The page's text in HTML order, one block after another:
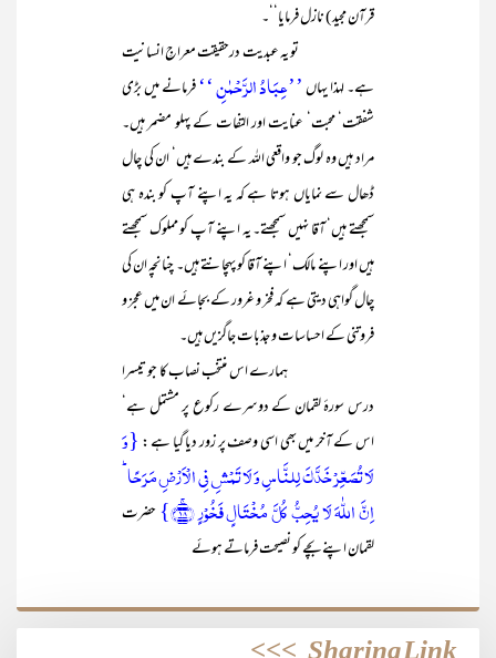
قرآن مجید ) نازل فرمایا‘‘۔
تو یہ عبدیت درحقیقت معراجِ انسانیت
ہے۔ لہذا یہاں’’عِبَادُ الرَّحۡمٰنِ ‘‘فرمانے میں بڑی
شفقت‘ محبت‘ عنایت اور التفات کے پہلو مضمر ہیں۔
مراد ہیں وہ لوگ جو واقعی اللہ کے بندے ہیں‘ ان کی چال
ڈھال سے نمایاں ہوتا ہے کہ یہ اپنے آپ کو بندہ ہی
سمجھتے ہیں‘ آقا نہیں سمجھتے۔ یہ اپنے آپ کو مملوک سمجھتے
ہیں اور اپنے مالک‘ اپنے آقا کو پہچانتے ہیں۔ چنانچہ ان کی
چال گواہی دیتی ہے کہ فخر و غرور کے بجائے ان میں عجز و
فروتنی کے احساسات و جذبات جاگزیں ہیں۔
ہمارے اس منتخب نصاب کا جو تیسرا
درس سورۂ لقمان کے دوسرے رکوع پر مشتمل ہے‘
اس کے آخر میں بھی اسی وصف پر زور دیا گیا ہے :{وَ
لَا تُصَعِّرۡ خَدَّکَ لِلنَّاسِ وَ لَا تَمۡشِ فِی الۡاَرۡضِ مَرَحًا ؕ
اِنَّ اللّٰہَ لَا یُحِبُّ کُلَّ مُخۡتَالٍ فَخُوۡرٍ ﴿ۚ۱۸﴾}
حضرت
لقمان اپنے بچے کو نصیحت فرماتے ہوئے